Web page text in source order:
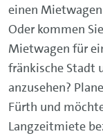
einen
Oder kommen
Mietwagen für
fränkische Stadt
anzusehen?
Fürth und
Langzeitmiete